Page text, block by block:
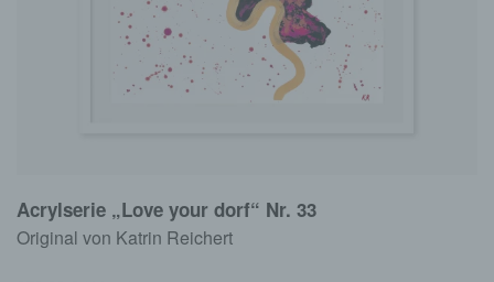
Acrylserie „Love your dorf“ Nr. 33
Original von Katrin Reichert